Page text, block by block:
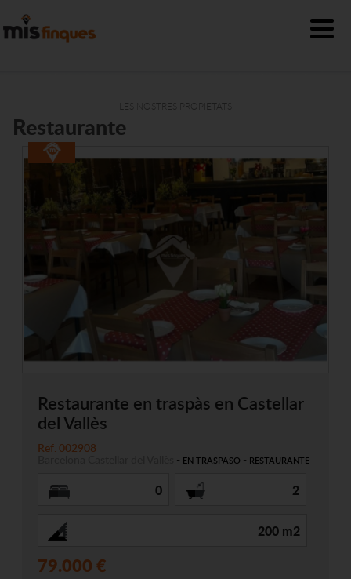
LES NOSTRES PROPIETATS
Restaurante
Restaurante en traspàs en Castellar
del Vallès
Ref. 002908
- EN TRASPASO - RESTAURANTE
0 2
200 m2
79.000 €